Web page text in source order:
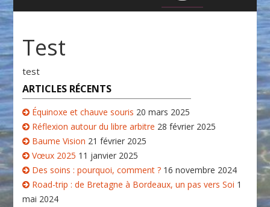
Test
test
ARTICLES RÉCENTS
Équinoxe et chauve souris 20 mars 2025
Réflexion autour du libre arbitre 28 février 2025
Baume Vision 21 février 2025
Vœux 2025 11 janvier 2025
Des soins : pourquoi, comment ? 16 novembre 2024
Road-trip : de Bretagne à Bordeaux, un pas vers Soi 1
mai 2024